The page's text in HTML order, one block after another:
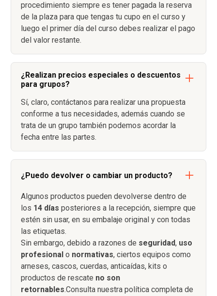
procedimiento siempre es tener pagada la reserva
de la plaza para que tengas tu cupo en el curso y
luego el primer día del curso debes realizar el pago
del valor restante.
¿Realizan precios especiales o descuentos
para grupos?
Sí, claro, contáctanos para realizar una propuesta
conforme a tus necesidades, además cuando se
trata de un grupo también podemos acordar la
fecha entre las partes.
¿Puedo devolver o cambiar un producto?
Algunos productos pueden devolverse dentro de
los 14 días posteriores a la recepción, siempre que
estén sin usar, en su embalaje original y con todas
las etiquetas.
Sin embargo, debido a razones de seguridad, uso
profesional o normativas, ciertos equipos como
arneses, cascos, cuerdas, anticaídas, kits o
productos de rescate no son
retornables.Consulta nuestra política completa de